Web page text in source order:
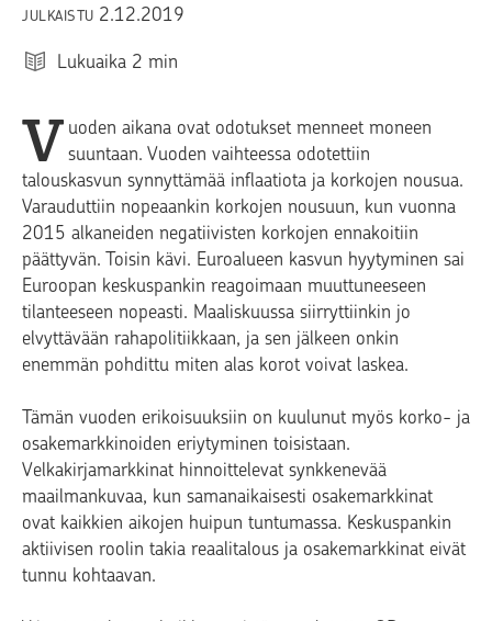
JULKAISTU 2.12.2019
Lukuaika 2 min
V uoden aikana ovat odotukset menneet moneen
suuntaan. Vuoden vaihteessa odotettiin
talouskasvun synnyttämää inflaatiota ja korkojen nousua.
Varauduttiin nopeaankin korkojen nousuun, kun vuonna
2015 alkaneiden negatiivisten korkojen ennakoitiin
päättyvän. Toisin kävi. Euroalueen kasvun hyytyminen sai
Euroopan keskuspankin reagoimaan muuttuneeseen
tilanteeseen nopeasti. Maaliskuussa siirryttiinkin jo
elvyttävään rahapolitiikkaan, ja sen jälkeen onkin
enemmän pohdittu miten alas korot voivat laskea.
Tämän vuoden erikoisuuksiin on kuulunut myös korko- ja
osakemarkkinoiden eriytyminen toisistaan.
Velkakirjamarkkinat hinnoittelevat synkkenevää
maailmankuvaa, kun samanaikaisesti osakemarkkinat
ovat kaikkien aikojen huipun tuntumassa. Keskuspankin
aktiivisen roolin takia reaalitalous ja osakemarkkinat eivät
tunnu kohtaavan.